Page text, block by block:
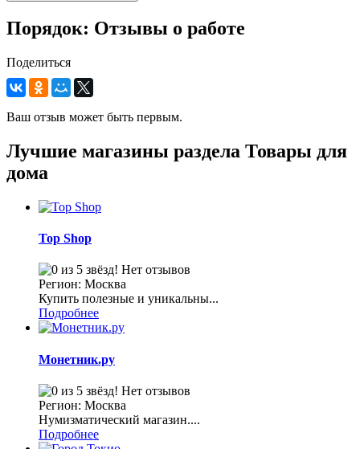
Порядок: Отзывы о работе
Поделиться
Ваш отзыв может быть первым.
Лучшие магазины раздела Товары для
дома
Top Shop
Нет отзывов
Регион: Москва
Купить полезные и уникальны...
Подробнее
Монетник.ру
Нет отзывов
Регион: Москва
Нумизматический магазин....
Подробнее